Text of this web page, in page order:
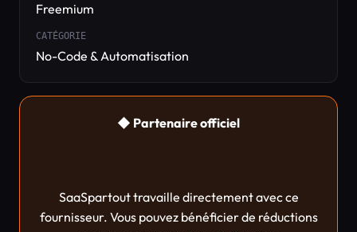
Freemium
CATÉGORIE
No-Code & Automatisation
◆ Partenaire officiel
SaaSpartout travaille directement avec ce
fournisseur. Vous pouvez bénéficier de réductions